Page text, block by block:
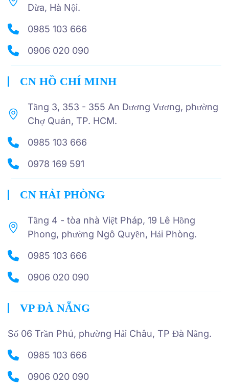
Dừa, Hà Nội.
0985 103 666
0906 020 090
CN HỒ CHÍ MINH
Tầng 3, 353 - 355 An Dương Vương, phường
Chợ Quán, TP. HCM.
0985 103 666
0978 169 591
CN HẢI PHÒNG
Tầng 4 - tòa nhà Việt Pháp, 19 Lê Hồng
Phong, phường Ngô Quyền, Hải Phòng.
0985 103 666
0906 020 090
VP ĐÀ NẴNG
Số 06 Trần Phú, phường Hải Châu, TP Đà Nẵng.
0985 103 666
0906 020 090